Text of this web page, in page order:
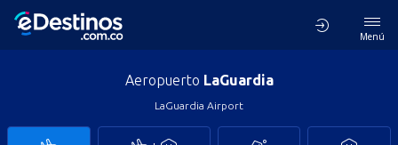
Menú
Aeropuerto LaGuardia
LaGuardia Airport